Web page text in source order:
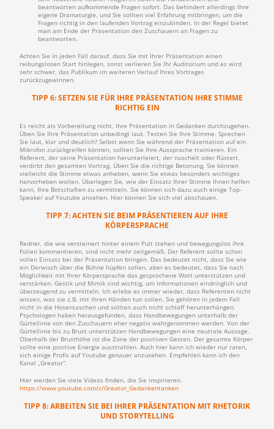
beantworten aufkommende Fragen sofort. Das behindert allerdings Ihre
eigene Dramaturgie, und Sie sollten viel Erfahrung mitbringen, um die
Fragen richtig in den laufenden Vortrag einzubinden. In der Regel bietet
man am Ende der Präsentation den Zuschauern an Fragen zu
beantworten.
Achten Sie in jeden Fall darauf, dass Sie mit Ihrer Präsentation einen
reibungslosen Start hinlegen, sonst verlieren Sie Ihr Auditorium und es wird
sehr schwer, das Publikum im weiteren Verlauf Ihres Vortrages
zurückzugewinnen.
TIPP 6: SETZEN SIE FÜR IHRE PRÄSENTATION IHRE STIMME
RICHTIG EIN
Es reicht als Vorbereitung nicht, Ihre Präsentation in Gedanken durchzugehen.
Üben Sie Ihre Präsentation unbedingt laut. Testen Sie Ihre Stimme. Sprechen
Sie laut, klar und deutlich? Selbst wenn Sie während der Präsentation auf ein
Mikrofon zurückgreifen können, sollten Sie Ihre Aussprache trainieren. Ein
Referent, der seine Präsentation herunterleiert, der nuschelt oder flüstert,
verdirbt den gesamten Vortrag. Üben Sie die richtige Betonung. Sie können
vielleicht die Stimme etwas anheben, wenn Sie etwas besonders wichtiges
hervorheben wollen. Überlegen Sie, wie der Einsatz Ihrer Stimme Ihnen helfen
kann, Ihre Botschaften zu vermitteln. Sie können sich dazu auch einige Top-
Speaker auf Youtube ansehen. Hier können Sie sich viel abschauen.
TIPP 7: ACHTEN SIE BEIM PRÄSENTIEREN AUF IHRE
KÖRPERSPRACHE
Redner, die wie versteinert hinter einem Pult stehen und bewegungslos ihre
Folien kommentieren, sind nicht mehr zeitgemäß. Der Referent sollte schon
vollen Einsatz bei der Präsentation bringen. Das bedeutet nicht, dass Sie wie
ein Derwisch über die Bühne hüpfen sollen, aber es bedeutet, dass Sie nach
Möglichkeit mit Ihrer Körpersprache das gesprochene Wort unterstützen und
verstärken. Gestik und Mimik sind wichtig, um Informationen eindringlich und
überzeugend zu vermitteln. Ich erlebe es immer wieder, dass Referenten nicht
wissen, was sie z.B. mit ihren Händen tun sollen. Sie gehören in jedem Fall
nicht in die Hosentaschen und sollten auch nicht schlaff herunterhängen.
Psychologen haben herausgefunden, dass Handbewegungen unterhalb der
Gürtellinie von den Zuschauern eher negativ wahrgenommen werden. Von der
Gürtellinie bis zu Brust unterstützen Handbewegungen eine neutrale Aussage.
Oberhalb der Brusthöhe ist die Zone der positiven Gesten. Der gesamte Körper
sollte eine positive Energie ausstrahlen. Auch hier kann ich wieder nur raten,
sich einige Profis auf Youtube genauer anzusehen. Empfehlen kann ich den
Kanal „Greator“.
Hier werden Sie viele Videos finden, die Sie inspirieren.
https://www.youtube.com/c/Greator_Gedankentanken
TIPP 8: ARBEITEN SIE BEI IHRER PRÄSENTATION MIT RHETORIK
UND STORYTELLING